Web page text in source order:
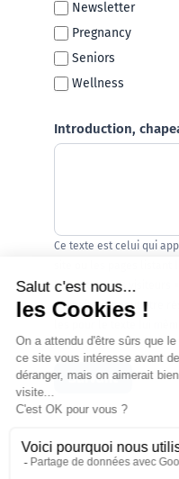
Newsletter
Pregnancy
Seniors
Wellness
Introduction,
Ce texte est celui qui
site ou les pages listant
lu par tous les visiteurs
souhaiteriez peut être